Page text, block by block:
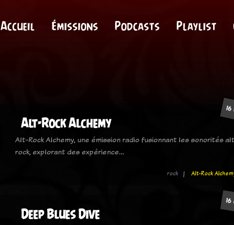
Accueil Émissions Podcasts Playlist
Alt-Rock Alchemy
Alt-Rock Alchemy, une émission radio fusionnant les sonorités
rock, explorant des expérience…
rock Alt-Rock
Deep Blues Dive